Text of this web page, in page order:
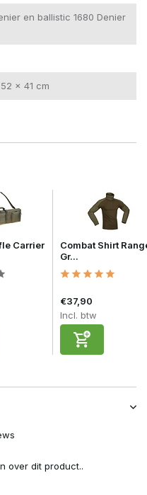
en ballistic 1680 Denier
x 41 cm
Carrier
Combat Shirt
Gr...
€37,90
Incl. btw
over dit product..